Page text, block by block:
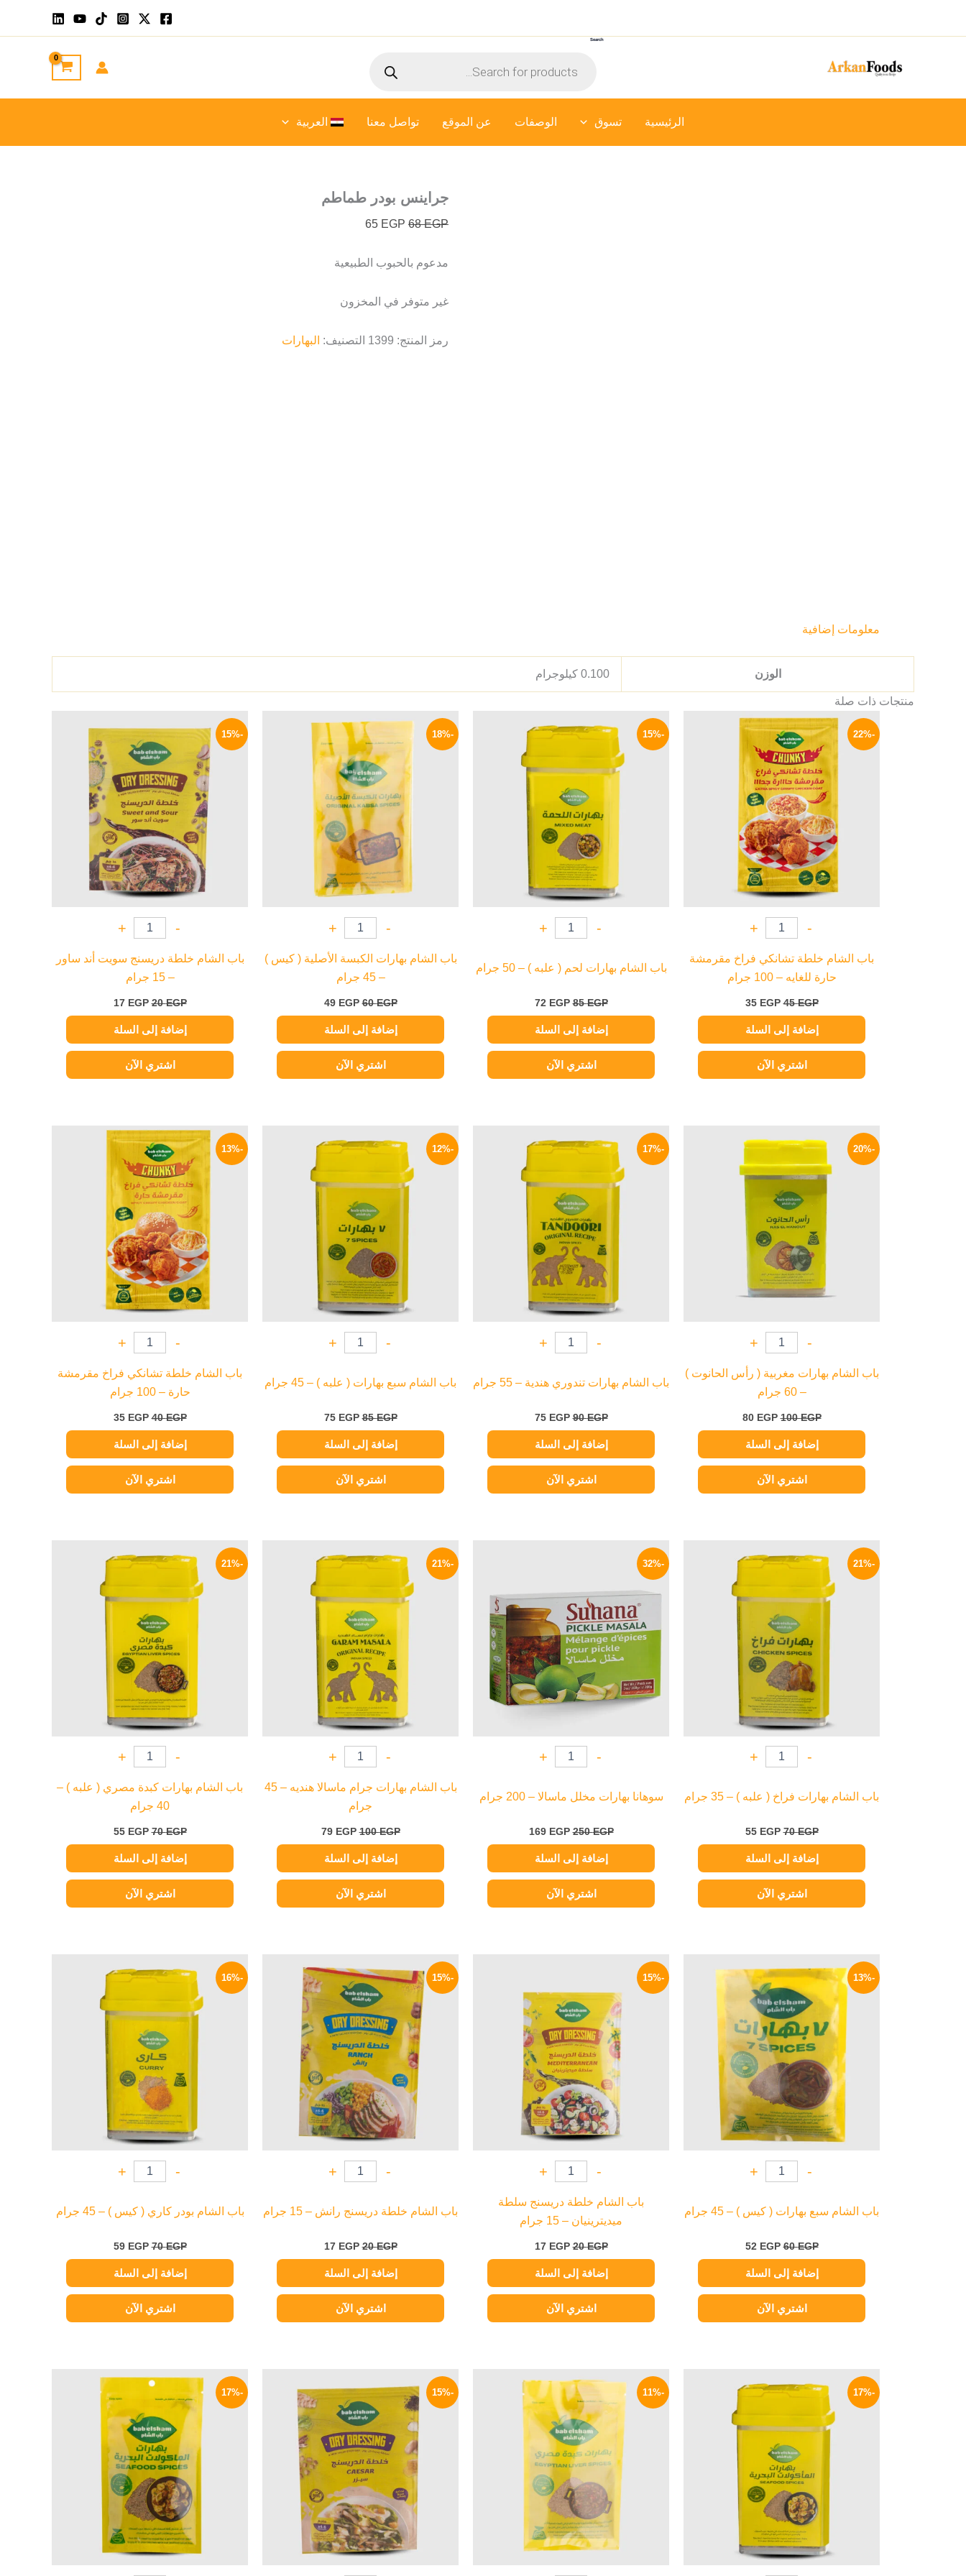
Search
search
الرئيسية تسوق الوصفات عن الموقع تواصل معنا العربية
جراينس بودر طماطم
68EGP
65 EGP
مدعوم بالحبوب الطبيعية
غير متوفر في المخزون
رمز المنتج: 1399 التصنيف: البهارات
معلومات إضافية
الوزن 0.100 كيلوجرام
منتجات ذات صلة
-22%
-
+
باب الشام خلطة تشانكي فراخ مقرمشة
حارة للغايه – 100 جرام
45EGP
السعر
الأصلي
هو:
45 EGP.
35 EGP
السعر
الحالي
35 EGP.
إضافة إلى السلة
اشتري الآن
-15%
-
+
باب الشام بهارات لحم ( علبه ) – 50 جرام
85EGP
الأصلي
72 EGP
الحالي
هو:
72 EGP.
إضافة إلى السلة
اشتري الآن
-18%
-
+
باب الشام بهارات الكبسة الأصلية ( كيس )
– 45 جرام
60EGP
الأصلي
هو:
60 EGP.
49 EGP
هو:
49 EGP.
إضافة إلى السلة
اشتري الآن
-15%
-
+
باب الشام خلطة دريسنج سويت أند ساور
– 15 جرام
20EGP
الأصلي
هو:
20 EGP.
17 EGP
الحالي
هو:
17 EGP.
إضافة إلى السلة
اشتري الآن
-20%
-
+
باب الشام بهارات مغربية ( رأس الحانوت )
– 60 جرام
100EGP
الأصلي
100 EGP.
80 EGP
80 EGP.
إضافة إلى السلة
اشتري الآن
-17%
-
+
باب الشام بهارات تندوري هندية – 55 جرام
90EGP
الأصلي
75 EGP
الحالي
هو:
75 EGP.
إضافة إلى السلة
اشتري الآن
-12%
-
+
باب الشام سبع بهارات ( علبه ) – 45 جرام
85EGP
الأصلي
75 EGP
الحالي
هو:
75 EGP.
إضافة إلى السلة
اشتري الآن
-13%
-
+
باب الشام خلطة تشانكي فراخ مقرمشة
حارة – 100 جرام
40EGP
السعر
الأصلي
هو:
40 EGP.
35 EGP
السعر
الحالي
إضافة إلى السلة
اشتري الآن
-21%
-
+
باب الشام بهارات فراخ ( علبه ) – 35 جرام
70EGP
الأصلي
55 EGP
الحالي
هو:
55 EGP.
إضافة إلى السلة
اشتري الآن
-32%
-
+
سوهانا بهارات مخلل ماسالا – 200 جرام
250EGP
169 EGP
إضافة إلى السلة
اشتري الآن
-21%
-
+
باب الشام بهارات جرام ماسالا هنديه – 45
جرام
100EGP
الأصلي
79 EGP
الحالي
هو:
79 EGP.
إضافة إلى السلة
اشتري الآن
-21%
-
+
باب الشام بهارات كبدة مصري ( علبه ) –
40 جرام
70EGP
الأصلي
55 EGP
الحالي
هو:
55 EGP.
إضافة إلى السلة
اشتري الآن
-13%
-
+
باب الشام سبع بهارات ( كيس ) – 45 جرام
60EGP
الأصلي
هو:
60 EGP.
52 EGP
الحالي
هو:
إضافة إلى السلة
اشتري الآن
-15%
-
+
باب الشام خلطة دريسنج سلطة
ميديترينيان – 15 جرام
20EGP
20 EGP.
17 EGP
17 EGP.
إضافة إلى السلة
اشتري الآن
-15%
-
+
باب الشام خلطة دريسنج رانش – 15 جرام
20EGP
الأصلي
هو:
20 EGP.
17 EGP
الحالي
هو:
17 EGP.
إضافة إلى السلة
اشتري الآن
-16%
-
+
باب الشام بودر كاري ( كيس ) – 45 جرام
70EGP
الأصلي
59 EGP
الحالي
هو:
59 EGP.
إضافة إلى السلة
اشتري الآن
-17%
الأصلي الحالي
هو:
50 EGP.
-11%
الأصلي
هو:
35 EGP.
الحالي
هو:
31 EGP.
-15%
الأصلي
هو:
20 EGP.
الحالي
هو:
17 EGP.
-17%
السعر
الأصلي
30 EGP.
السعر
الحالي
هو:
25 EGP.